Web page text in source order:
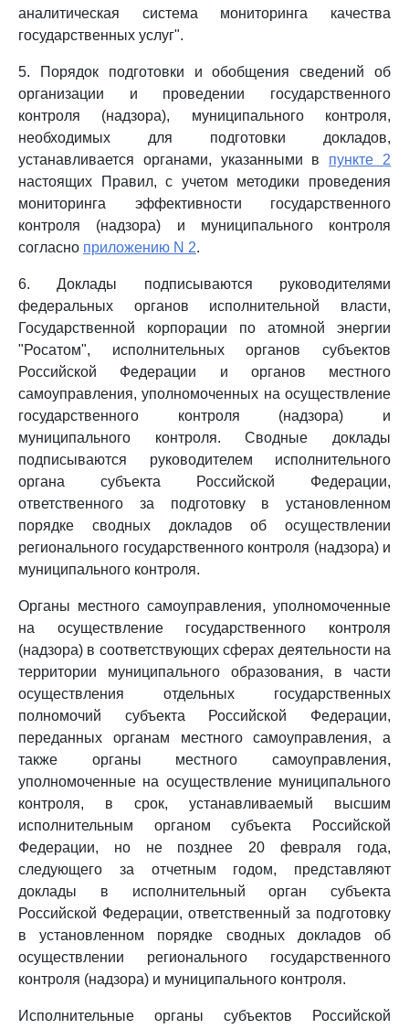
аналитическая система мониторинга качества
государственных услуг".
5. Порядок подготовки и обобщения сведений об
организации и проведении государственного
контроля (надзора), муниципального контроля,
необходимых для подготовки докладов,
устанавливается органами, указанными в пункте 2
настоящих Правил, с учетом методики проведения
мониторинга эффективности государственного
контроля (надзора) и муниципального контроля
согласно приложению N 2.
6. Доклады подписываются руководителями
федеральных органов исполнительной власти,
Государственной корпорации по атомной энергии
"Росатом", исполнительных органов субъектов
Российской Федерации и органов местного
самоуправления, уполномоченных на осуществление
государственного контроля (надзора) и
муниципального контроля. Сводные доклады
подписываются руководителем исполнительного
органа субъекта Российской Федерации,
ответственного за подготовку в установленном
порядке сводных докладов об осуществлении
регионального государственного контроля (надзора) и
муниципального контроля.
Органы местного самоуправления, уполномоченные
на осуществление государственного контроля
(надзора) в соответствующих сферах деятельности на
территории муниципального образования, в части
осуществления отдельных государственных
полномочий субъекта Российской Федерации,
переданных органам местного самоуправления, а
также органы местного самоуправления,
уполномоченные на осуществление муниципального
контроля, в срок, устанавливаемый высшим
исполнительным органом субъекта Российской
Федерации, но не позднее 20 февраля года,
следующего за отчетным годом, представляют
доклады в исполнительный орган субъекта
Российской Федерации, ответственный за подготовку
в установленном порядке сводных докладов об
осуществлении регионального государственного
контроля (надзора) и муниципального контроля.
Исполнительные органы субъектов Российской